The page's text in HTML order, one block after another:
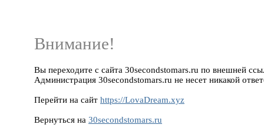
Внимание!
Вы переходите с сайта 30secondstomars.ru по внешней
Администрация 30secondstomars.ru не несет никакой
Перейти на сайт https://LovaDream.xyz
Вернуться на 30secondstomars.ru